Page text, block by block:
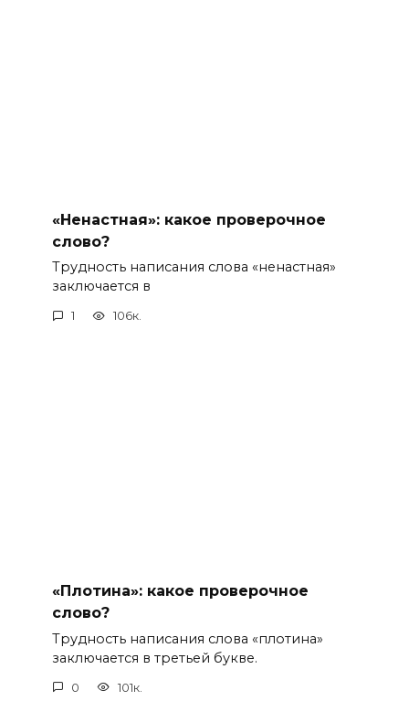
«Ненастная»: какое проверочное
слово?
Трудность написания слова «ненастная»
заключается в
1 106к.
«Плотина»: какое проверочное
слово?
Трудность написания слова «плотина»
заключается в третьей букве.
0 101к.